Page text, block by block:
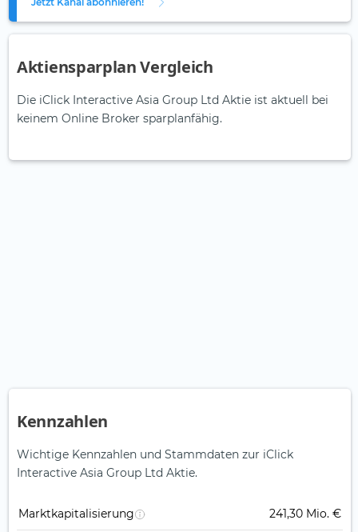
Aktiensparplan Vergleich
Die iClick Interactive Asia Group Ltd Aktie ist aktuell bei
keinem Online Broker sparplanfähig.
Kennzahlen
Wichtige Kennzahlen und Stammdaten zur iClick
Interactive Asia Group Ltd Aktie.
Marktkapitalisierung 241,30 Mio. €